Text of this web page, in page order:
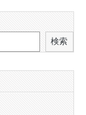
検索